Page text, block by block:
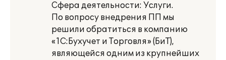
Сфера деятельности: Услуги.
По вопросу внедрения ПП мы
решили обратиться в компанию
«1С:Бухучет и Торговля» (БиТ),
являющейся одним из крупнейших